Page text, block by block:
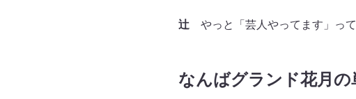
辻やっと「芸人やってます」って
なんばグランド花月の